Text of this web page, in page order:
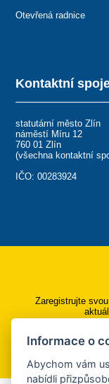
Kontaktní
statutární město Zlín
náměstí Míru 12
760 01 Zlín
(všechna kontaktní
IČO: 00283924
Otevřená radnice
Zaregistrujte
Informace o
Abychom vám
nabídli